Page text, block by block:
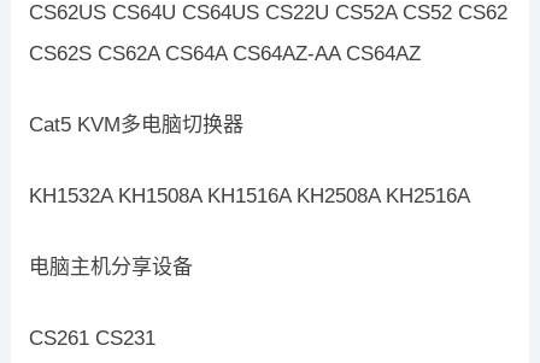
CS62US CS64U CS64US CS22U CS52A CS52 CS62
CS62S CS62A CS64A CS64AZ-AA CS64AZ
Cat5 KVM多电脑切换器
KH1532A KH1508A KH1516A KH2508A KH2516A
电脑主机分享设备
CS261 CS231